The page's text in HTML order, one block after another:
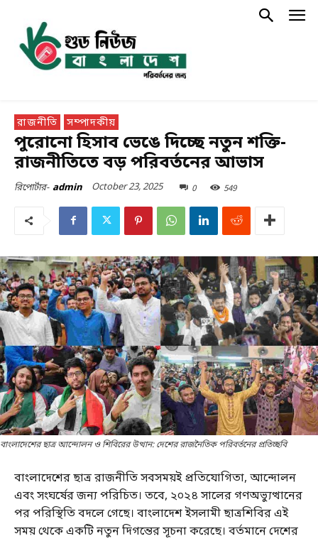
রাজনীতি সম্পাদকীয়
পুরোনো হিসাব ভেঙে দিচ্ছে নতুন শক্তি-
রাজনীতিতে বড় পরিবর্তনের আভাস
রিপোর্টার- admin October 23, 2025 0 549
বাংলাদেশের ছাত্র আন্দোলন ও শিবিরের উত্থান: দেশের রাজনৈতিক পরিবর্তনের প্রতিচ্ছবি
বাংলাদেশের ছাত্র রাজনীতি সবসময়ই প্রতিযোগিতা, আন্দোলন
এবং সংঘর্ষের জন্য পরিচিত। তবে, ২০২৪ সালের গণঅভ্যুত্থানের
পর পরিস্থিতি বদলে গেছে। বাংলাদেশ ইসলামী ছাত্রশিবির এই
সময় থেকে একটি নতুন দিগন্তের সূচনা করেছে। বর্তমানে দেশের